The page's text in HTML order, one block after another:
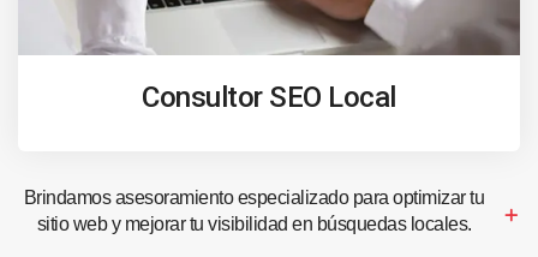
Consultor SEO Local
Brindamos asesoramiento especializado para optimizar tu
sitio web y mejorar tu visibilidad en búsquedas locales.